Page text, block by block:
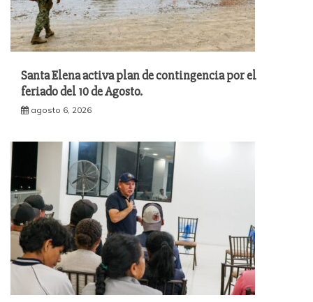
Santa Elena activa plan de contingencia por el
feriado del 10 de Agosto.
agosto 6, 2026